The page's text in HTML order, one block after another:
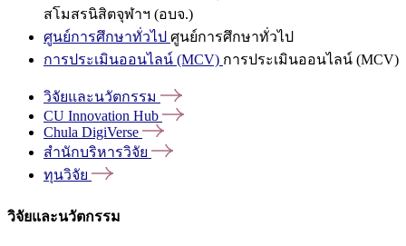
สโมสรนิสิตจุฬาฯ (อบจ.)
ศูนย์การศึกษาทั่วไป ศูนย์การศึกษาทั่วไป
การประเมินออนไลน์ (MCV) การประเมินออนไลน์ (MCV)
วิจัยและนวัตกรรม
CU Innovation Hub
Chula DigiVerse
สำนักบริหารวิจัย
ทุนวิจัย
วิจัยและนวัตกรรม